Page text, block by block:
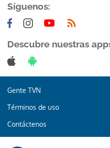
Síguenos:
Descubre nuestras
Gente TVN
Términos de uso
Contáctenos